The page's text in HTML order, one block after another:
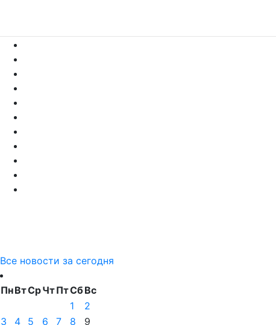
Все новости за сегодня
ПнВтСрЧтПтСбВс
1
2
3
4 5 6 7 8
9